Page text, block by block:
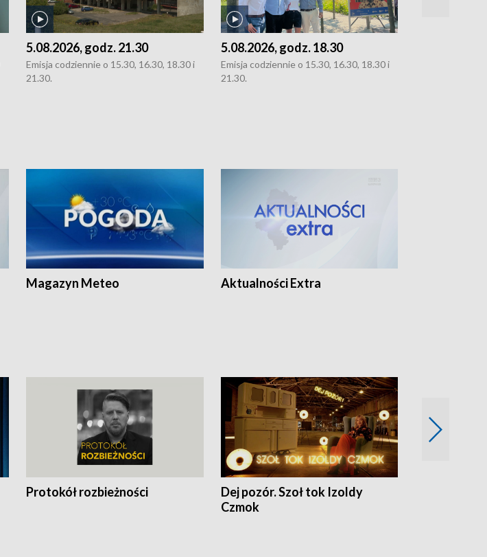
5.08.2026, godz. 21.30
Emisja codziennie o 15.30, 16.30, 18.30 i
21.30.
5.08.2026, godz. 18.30
Emisja codziennie o 15.30, 16.30, 18.30 i
21.30.
Magazyn Meteo Aktualności Extra
Protokół rozbieżności
Dej pozór. Szoł tok Izoldy
Czmok